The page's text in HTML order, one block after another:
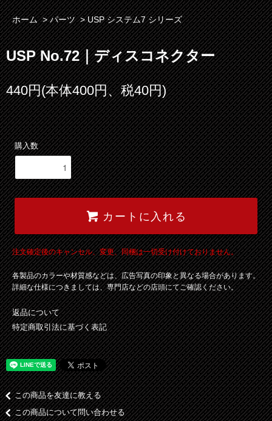
ホーム >パーツ >USP システム7 シリーズ
USP No.72｜ディスコネクター
440円(本体400円、税40円)
購入数
カートに入れる
注文確定後のキャンセル、変更、同梱は一切受け付けておりません。
各製品のカラーや材質感などは、広告写真の印象と異なる場合があります。
詳細な仕様につきましては、専門店などの店頭にてご確認ください。
返品について
特定商取引法に基づく表記
この商品を友達に教える
この商品について問い合わせる